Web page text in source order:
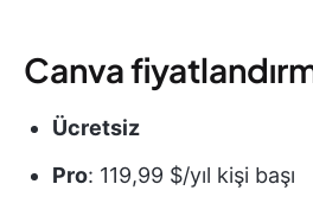
Canva
Ücretsiz
Pro: 119,99 $/yıl kişi başı